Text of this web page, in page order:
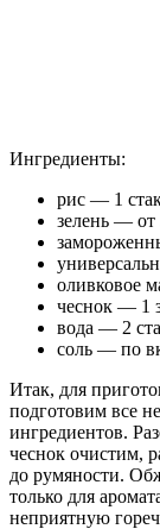
Ингредиенты:
рис — 1
зелень — от
оливковое
чеснок — 1
вода — 2
соль — по
Итак, для
подготовим все
ингредиентов.
чеснок очистим,
до румяности.
только для
неприятную